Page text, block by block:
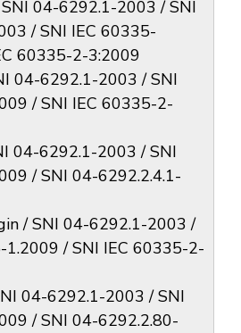
04-6292.1-2003 / SNI
/ SNI IEC 60335-
60335-2-3:2009
04-6292.1-2003 / SNI
/ SNI IEC 60335-2-
04-6292.1-2003 / SNI
/ SNI 04-6292.2.4.1-
/ SNI 04-6292.1-2003 /
1.2009 / SNI IEC 60335-2-
04-6292.1-2003 / SNI
/ SNI 04-6292.2.80-